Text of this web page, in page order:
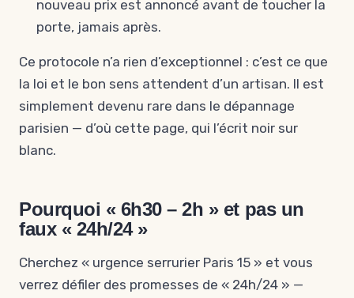
nouveau prix est annoncé avant de toucher la
porte, jamais après.
Ce protocole n’a rien d’exceptionnel : c’est ce que
la loi et le bon sens attendent d’un artisan. Il est
simplement devenu rare dans le dépannage
parisien — d’où cette page, qui l’écrit noir sur
blanc.
Pourquoi « 6h30 – 2h » et pas un
faux « 24h/24 »
Cherchez « urgence serrurier Paris 15 » et vous
verrez défiler des promesses de « 24h/24 » —